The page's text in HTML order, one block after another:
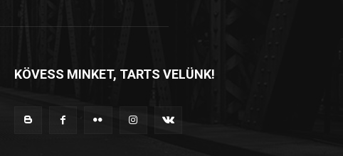
KÖVESS MINKET, TARTS VELÜNK!